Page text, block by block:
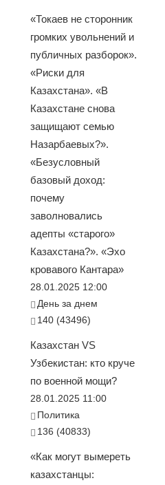
«Токаев не сторонник
громких увольнений и
публичных разборок».
«Риски для
Казахстана». «В
Казахстане снова
защищают семью
Назарбаевых?».
«Безусловный
базовый доход:
почему
заволновались
адепты «старого»
Казахстана?». «Эхо
кровавого Кантара»
28.01.2025 12:00
День за днем
140 (43496)
Казахстан VS
Узбекистан: кто круче
по военной мощи?
28.01.2025 11:00
Политика
136 (40833)
«Как могут вымереть
казахстанцы: